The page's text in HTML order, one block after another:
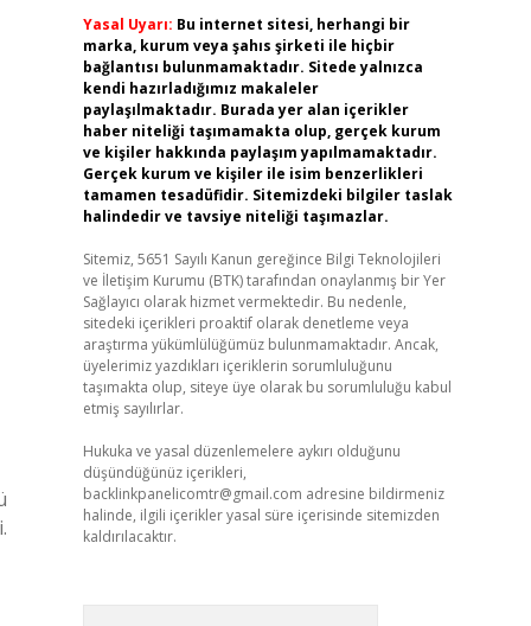
Yasal Uyarı: Bu internet sitesi, herhangi bir
marka, kurum veya şahıs şirketi ile hiçbir
bağlantısı bulunmamaktadır. Sitede yalnızca
kendi hazırladığımız makaleler
paylaşılmaktadır. Burada yer alan içerikler
haber niteliği taşımamakta olup, gerçek kurum
ve kişiler hakkında paylaşım yapılmamaktadır.
Gerçek kurum ve kişiler ile isim benzerlikleri
tamamen tesadüfidir. Sitemizdeki bilgiler taslak
halindedir ve tavsiye niteliği taşımazlar.
Sitemiz, 5651 Sayılı Kanun gereğince Bilgi Teknolojileri
ve İletişim Kurumu (BTK) tarafından onaylanmış bir Yer
Sağlayıcı olarak hizmet vermektedir. Bu nedenle,
sitedeki içerikleri proaktif olarak denetleme veya
araştırma yükümlülüğümüz bulunmamaktadır. Ancak,
üyelerimiz yazdıkları içeriklerin sorumluluğunu
taşımakta olup, siteye üye olarak bu sorumluluğu kabul
etmiş sayılırlar.
Hukuka ve yasal düzenlemelere aykırı olduğunu
düşündüğünüz içerikleri,
backlinkpanelicomtr@gmail.com adresine bildirmeniz
halinde, ilgili içerikler yasal süre içerisinde sitemizden
kaldırılacaktır.